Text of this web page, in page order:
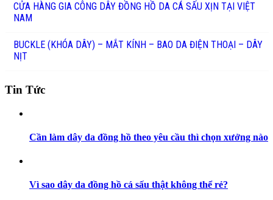
CỬA HÀNG GIA CÔNG DÂY ĐỒNG HỒ DA CÁ SẤU XỊN TẠI VIỆT
NAM
BUCKLE (KHÓA DÂY) – MẮT KÍNH – BAO DA ĐIỆN THOẠI – DÂY
NỊT
Tin Tức
Cần làm dây da đồng hồ theo yêu cầu thì chọn xưởng nào
Vì sao dây da đồng hồ cá sấu thật không thể rẻ?